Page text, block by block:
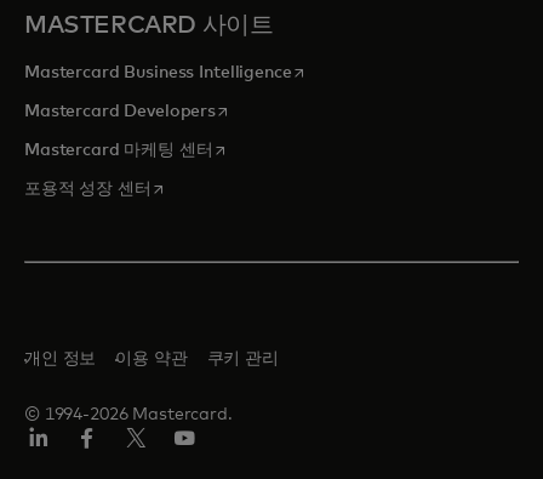
MASTERCARD 사이트
Mastercard Business Intelligence새 탭에서 열림
Mastercard Developers새 탭에서 열림
Mastercard 마케팅 센터 새 탭에서 열림
포용적 성장 센터 새 탭에서 열림
© 1994-2026 Mastercard.
개인 정보 이용 약관 쿠키 관리